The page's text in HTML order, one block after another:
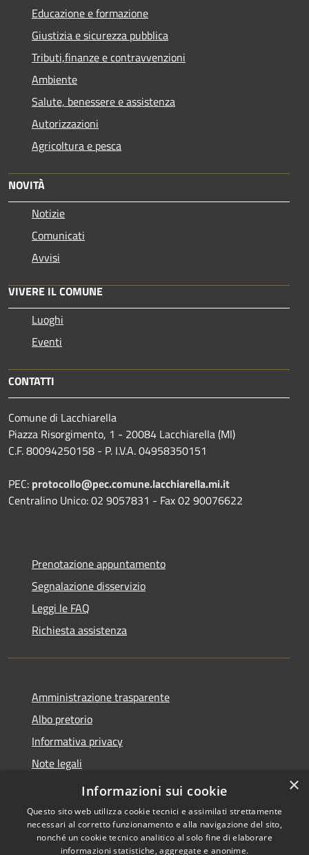
Educazione e formazione
Giustizia e sicurezza pubblica
Tributi,finanze e contravvenzioni
Ambiente
Salute, benessere e assistenza
Autorizzazioni
Agricoltura e pesca
NOVITÀ
Notizie
Comunicati
Avvisi
VIVERE IL COMUNE
Luoghi
Eventi
CONTATTI
Comune di Lacchiarella
Piazza Risorgimento, 1 - 20084 Lacchiarella (MI)
C.F. 80094250158 - P. I.V.A. 04958350151
PEC: protocollo@pec.comune.lacchiarella.mi.it
Centralino Unico: 02 9057831 - Fax 02 90076622
Prenotazione appuntamento
Segnalazione disservizio
Leggi le FAQ
Richiesta assistenza
Amministrazione trasparente
Albo pretorio
Informativa privacy
Note legali
Dichiarazione di accessibilità
×
Informazioni sui cookie
Questo sito web utilizza cookie tecnici e assimilati strettamente
necessari al corretto funzionamento e alla navigazione del sito,
nonché un cookie tecnico analitico al solo fine di elaborare
informazioni statistiche, aggregate e anonime.